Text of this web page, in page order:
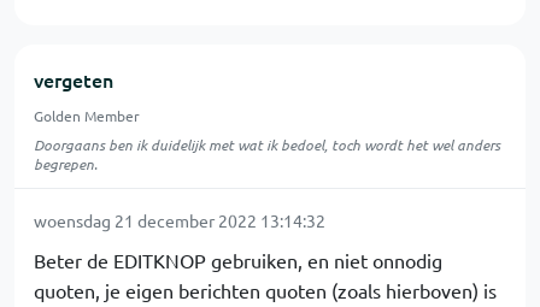
vergeten
Golden Member
Doorgaans ben ik duidelijk met wat ik bedoel, toch wordt het wel anders
begrepen.
woensdag 21 december 2022 13:14:32
Beter de EDITKNOP gebruiken, en niet onnodig
quoten, je eigen berichten quoten (zoals hierboven) is